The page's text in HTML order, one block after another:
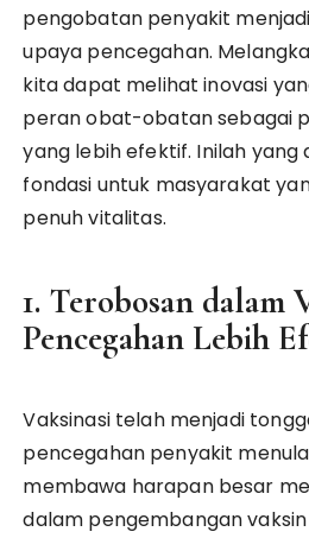
pengobatan penyakit
upaya pencegahan.
kita dapat melihat inovasi
peran obat-obatan sebagai
yang lebih efektif. Inilah
fondasi untuk masyarakat
penuh vitalitas.
1. Terobosan dalam
Pencegahan Lebih
Vaksinasi telah menjadi
pencegahan penyakit
membawa harapan besar
dalam pengembangan